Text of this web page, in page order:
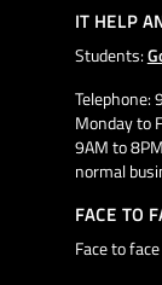
IT HELP
Students:
Telephone:
Monday to
9AM to
normal
FACE TO
Face to